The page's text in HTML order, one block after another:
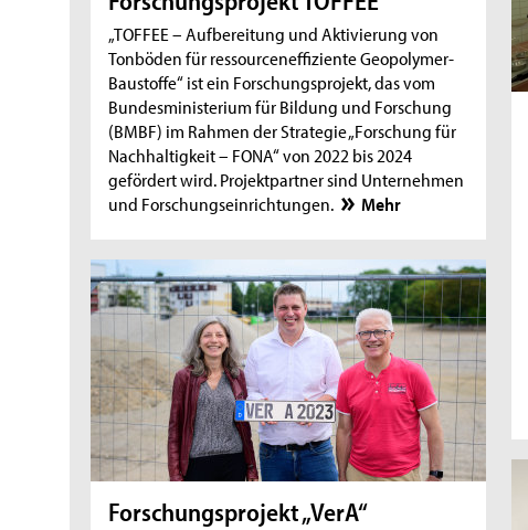
„TOFFEE – Aufbereitung und Aktivierung von
Tonböden für ressourceneffiziente Geopolymer-
Baustoffe“ ist ein Forschungsprojekt, das vom
Bundesministerium für Bildung und Forschung
(BMBF) im Rahmen der Strategie „Forschung für
Nachhaltigkeit – FONA“ von 2022 bis 2024
gefördert wird. Projektpartner sind Unternehmen
und Forschungseinrichtungen.
Mehr
Forschungsprojekt „VerA“